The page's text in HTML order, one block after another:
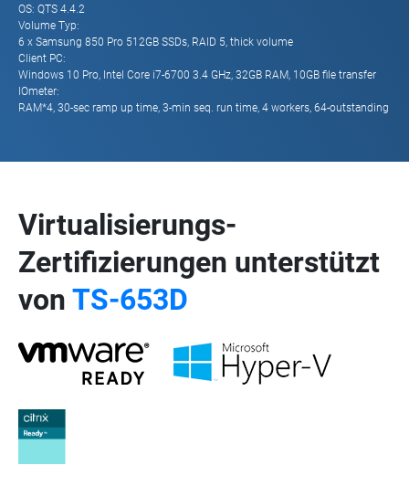
OS: QTS 4.4.2
Volume Typ:
6 x Samsung 850 Pro 512GB SSDs, RAID 5, thick volume
Client PC:
Windows 10 Pro, Intel Core i7-6700 3.4 GHz, 32GB RAM, 10GB file transfer
IOmeter:
RAM*4, 30-sec ramp up time, 3-min seq. run time, 4 workers, 64-outstanding
Virtualisierungs-
Zertifizierungen unterstützt
von TS-653D